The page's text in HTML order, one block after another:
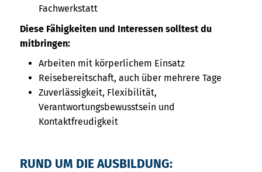
Fachwerkstatt
Diese Fähigkeiten und Interessen solltest du
mitbringen:
Arbeiten mit körperlichem Einsatz
Reisebereitschaft, auch über mehrere Tage
Zuverlässigkeit, Flexibilität,
Verantwortungsbewusstsein und
Kontaktfreudigkeit
RUND UM DIE AUSBILDUNG: